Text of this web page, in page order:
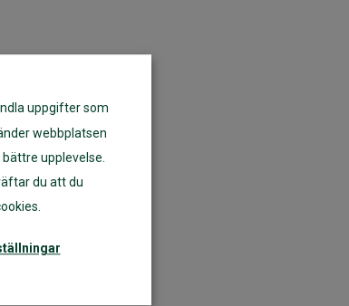
uppgifter som
webbplatsen
upplevelse.
du att du